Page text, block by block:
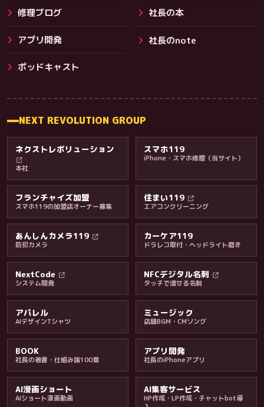
その他サービス
料金・保証・ご案内
修理ブログ 社長の本
アプリ開発 社長のnote
ポッドキャスト
NEXT REVOLUTION GROUP
ネクストレボリューション
本社
スマホ119
iPhone・スマホ修理（当サイト）
フランチャイズ加盟
スマホ119の加盟店オーナー募集
住まい119
エアコンクリーニング
あんしんカメラ119
防犯カメラ
カーケア119
ドラレコ取付・ヘッドライト磨き
NextCode
システム開発
NFCデジタル名刺
タッチで渡せる名刺
アパレル
AIデザインTシャツ
ミュージック
店舗BGM・CMソング
BOOK
社長の著書・仕組み論100章
アプリ開発
社長のiPhoneアプリ
AI漫画ショート
AIショート漫画動画
AI集客サービス
HP作成・LP作成・チャットbot導